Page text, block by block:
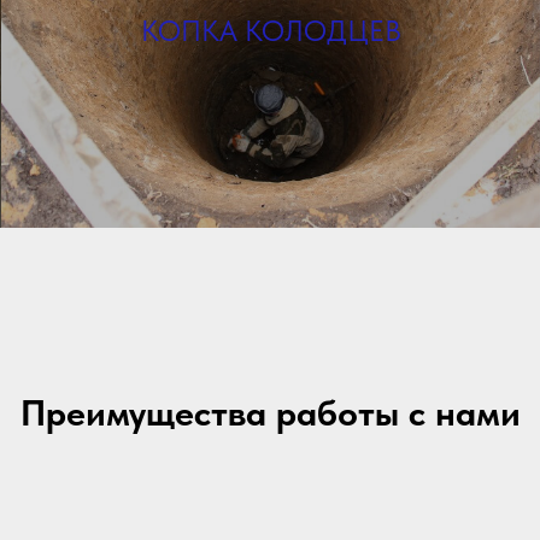
КОПКА КОЛОДЦЕВ
ДАЛЕЕ
Преимущества работы с нами